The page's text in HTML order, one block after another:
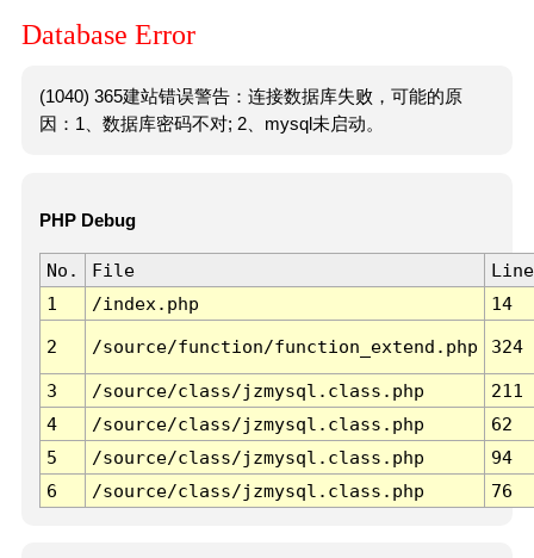
Database Error
(1040) 365建站错误警告：连接数据库失败，可能的原
因：1、数据库密码不对; 2、mysql未启动。
PHP Debug
No. File
Line
1
/index.php 14
2 /source/function/function_extend.php 324
3 /source/class/jzmysql.class.php
211
4
/source/class/jzmysql.class.php
62
5
/source/class/jzmysql.class.php
94
6
/source/class/jzmysql.class.php 76